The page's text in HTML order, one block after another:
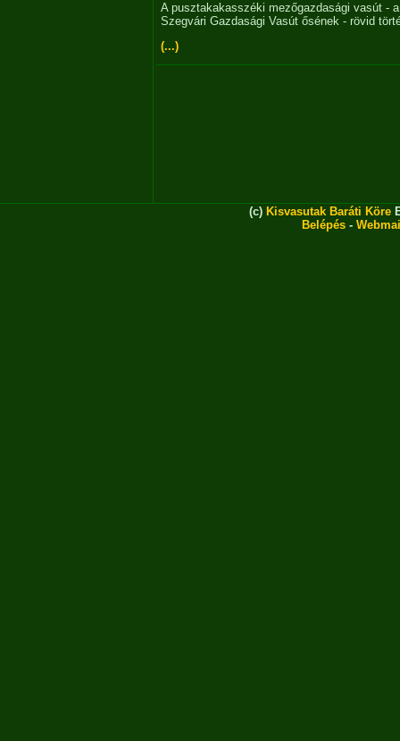
A pusztakakasszéki mezőgazdasági vasút - a
Szegvári Gazdasági Vasút ősének - rövid
(...)
(c) Kisvasutak Baráti Köre
Belépés -